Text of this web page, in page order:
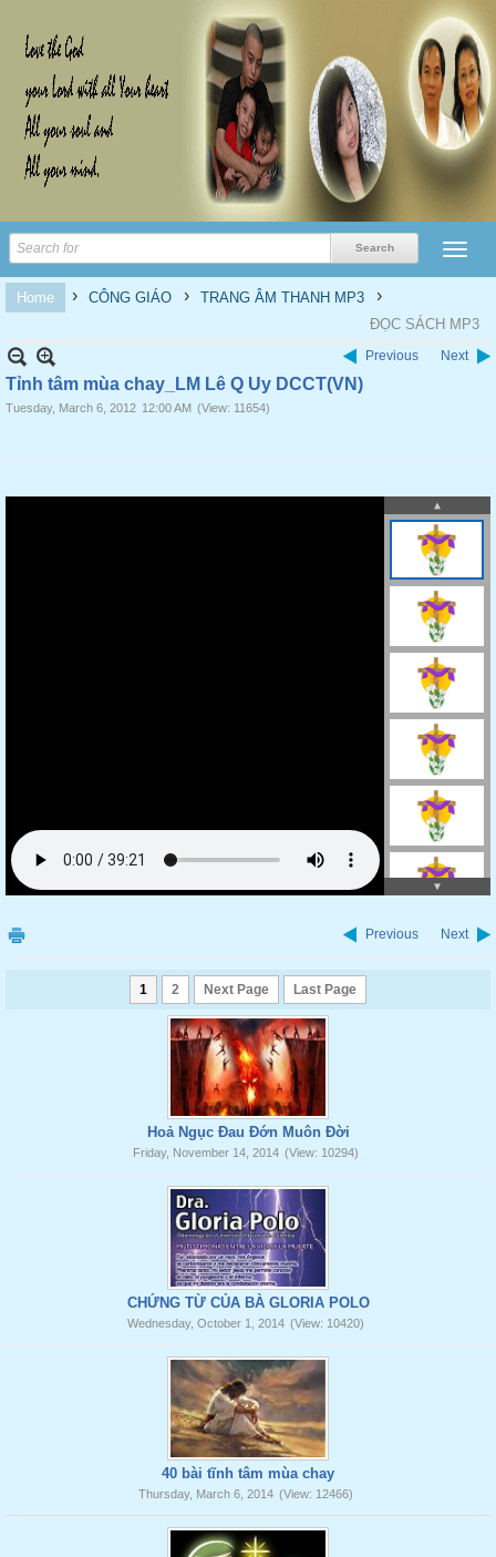
Home › CÔNG GIÁO › TRANG ÂM THANH MP3 ›
ĐỌC SÁCH MP3
Previous Next
Tỉnh tâm mùa chay_LM Lê Q Uy DCCT(VN)
Tuesday, March 6, 2012 12:00 AM (View: 11654)
Previous Next
1 2 Next Page Last Page
Hoả Ngục Đau Đớn Muôn Đời
Friday, November 14, 2014 (View: 10294)
CHỨNG TỪ CỦA BÀ GLORIA POLO
Wednesday, October 1, 2014 (View: 10420)
40 bài tĩnh tâm mùa chay
Thursday, March 6, 2014 (View: 12466)